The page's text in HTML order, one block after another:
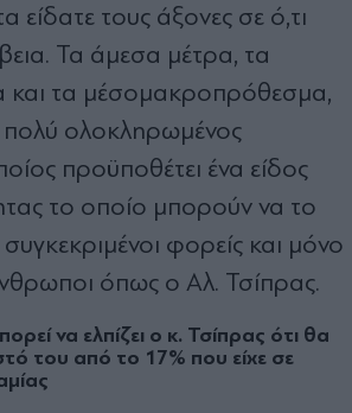
είδατε τους άξονες σε ό,τι
Τα άμεσα μέτρα, τα
τα μέσομακροπρόθεσμα,
πολύ ολοκληρωμένος
προϋποθέτει ένα είδος
το οποίο μπορούν να το
φορείς και μόνο
όπως ο Αλ. Τσίπρας.
να ελπίζει ο κ. Τσίπρας ότι θα
του από το 17% που είχε σε